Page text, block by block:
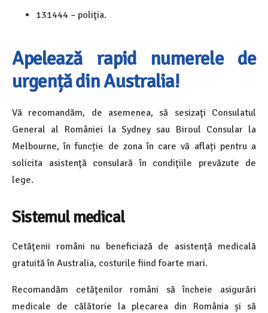
131444 – poliţia.
Apelează rapid numerele de
urgență din Australia!
Vă recomandăm, de asemenea, să sesizaţi Consulatul
General al României la Sydney sau Biroul Consular la
Melbourne, în funcție de zona în care vă aflați pentru a
solicita asistenţă consulară în condiţiile prevăzute de
lege.
Sistemul medical
Cetăţenii români nu beneficiază de asistenţă medicală
gratuită în Australia, costurile fiind foarte mari.
Recomandăm cetăţenilor români să încheie asigurări
medicale de călătorie la plecarea din România și să